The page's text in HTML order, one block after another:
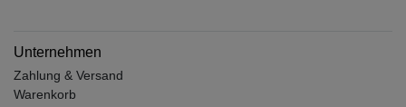
Unternehmen
Zahlung & Versand
Warenkorb